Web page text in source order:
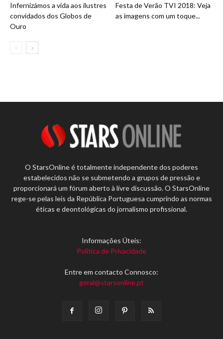
Infernizámos a vida aos ilustres
convidados dos Globos de
Ouro
Festa de Verão TVI 2018: Veja
as imagens com um toque...
O StarsOnline é totalmente independente dos poderes
estabelecidos não se submetendo a grupos de pressão e
proporcionará um fórum aberto à livre discussão. O StarsOnline
rege-se pelas leis da República Portuguesa cumprindo as normas
éticas e deontológicas do jornalismo profissional.
Informações Úteis:
Política de Privacidade
Entre em contacto Connosco:
geral@starsonline.pt